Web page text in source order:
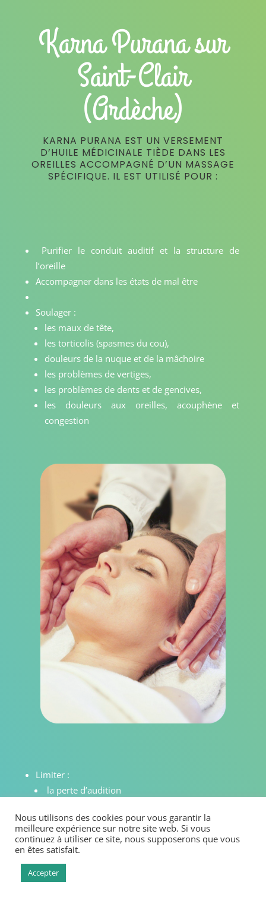
Karna Purana sur
Saint-Clair
(Ardèche)
KARNA PURANA EST UN VERSEMENT
D’HUILE MÉDICINALE TIÈDE DANS LES
OREILLES ACCOMPAGNÉ D’UN MASSAGE
SPÉCIFIQUE. IL EST UTILISÉ POUR :
Purifier le conduit auditif et la structure de
l’oreille
Accompagner dans les états de mal être
Soulager :
les maux de tête,
les torticolis (spasmes du cou),
douleurs de la nuque et de la mâchoire
les problèmes de vertiges,
les problèmes de dents et de gencives,
les douleurs aux oreilles, acouphène et
congestion
Limiter :
la perte d’audition
Troubles neurologiques
les troubles de l’équilibre
Nous utilisons des cookies pour vous garantir la
meilleure expérience sur notre site web. Si vous
continuez à utiliser ce site, nous supposerons que vous
en êtes satisfait.
Accepter